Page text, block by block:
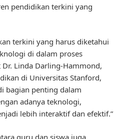
pendidikan terkini yang
terkini yang harus diketahui
di dalam proses
Linda Darling-Hammond,
di Universitas Stanford,
bagian penting dalam
adanya teknologi,
lebih interaktif dan efektif.”
guru dan siswa juga